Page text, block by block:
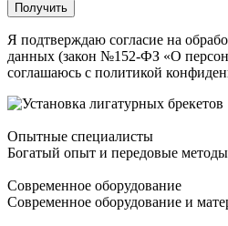
Получить
Я подтверждаю согласие на
данных (закон №152-ФЗ «О
соглашаюсь с политикой
Опытные специалисты
Богатый опыт и передовые
Современное оборудование
Современное оборудование и